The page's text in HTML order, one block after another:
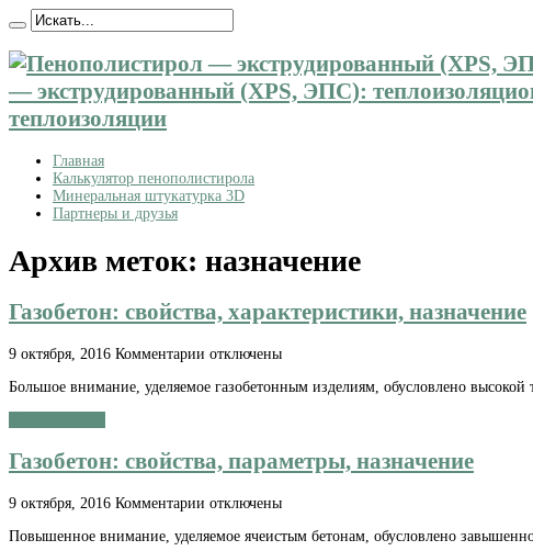
— экструдированный (XPS, ЭПС):
теплоизоляции
Главная
Калькулятор пенополистирола
Минеральная штукатурка 3D
Партнеры и друзья
Архив меток: назначение
Газобетон: свойства, характеристики, назначение
9 октября, 2016 Комментарии к
Газобетон:
отключены
Большое внимание, уделяемое газобетонным изделиям, обусловлено
Газобетон: свойства, параметры, назначение
9 октября, 2016 Комментарии к
Газобетон:
отключены
Повышенное внимание, уделяемое ячеистым бетонам, обусловлено